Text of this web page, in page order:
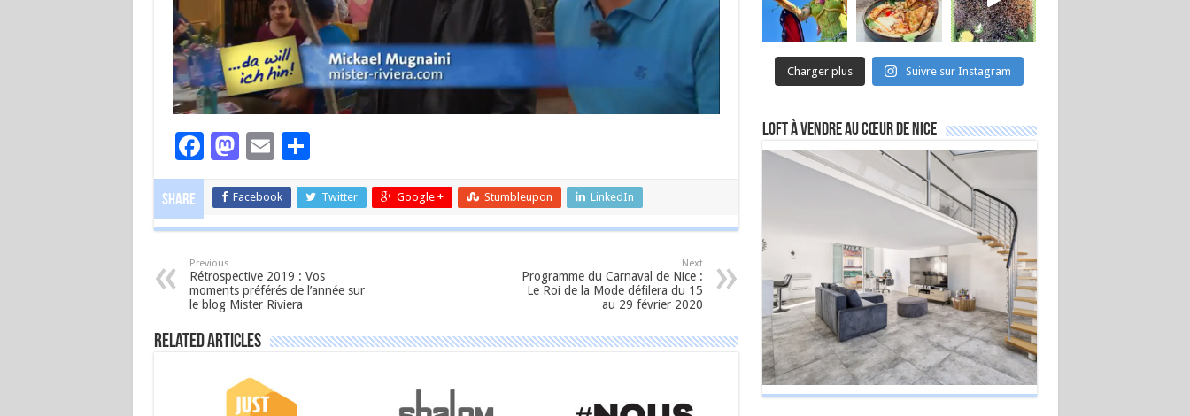
Facebook
Mastodon
EmailPartager
Share Facebook Twitter Google + Stumbleupon LinkedIn
Previous
Rétrospective 2019 : Vos
moments préférés de l’année sur
le blog Mister Riviera
Next
Programme du Carnaval de Nice :
Le Roi de la Mode défilera du 15
au 29 février 2020
Related Articles
Charger plus Suivre sur Instagram
Loft à vendre au cœur de Nice